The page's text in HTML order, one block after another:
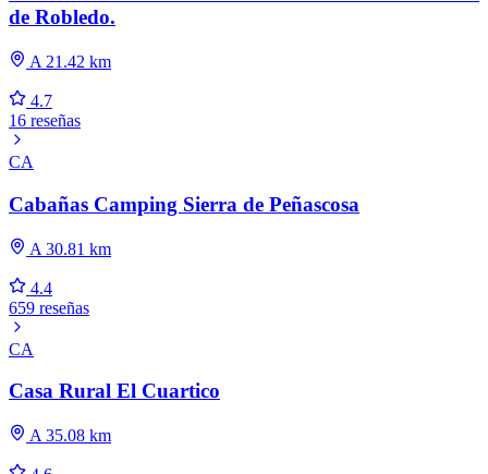
de Robledo.
A 21.42 km
4.7
16 reseñas
CA
Cabañas Camping Sierra de Peñascosa
A 30.81 km
4.4
659 reseñas
CA
Casa Rural El Cuartico
A 35.08 km